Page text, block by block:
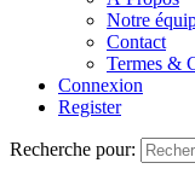
Notre
Contact
Termes &
Connexion
Register
Recherche pour: